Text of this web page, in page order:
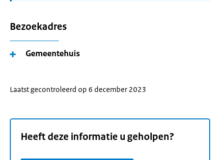
Bezoekadres
Gemeentehuis
Laatst gecontroleerd op 6 december 2023
Heeft deze informatie u geholpen?